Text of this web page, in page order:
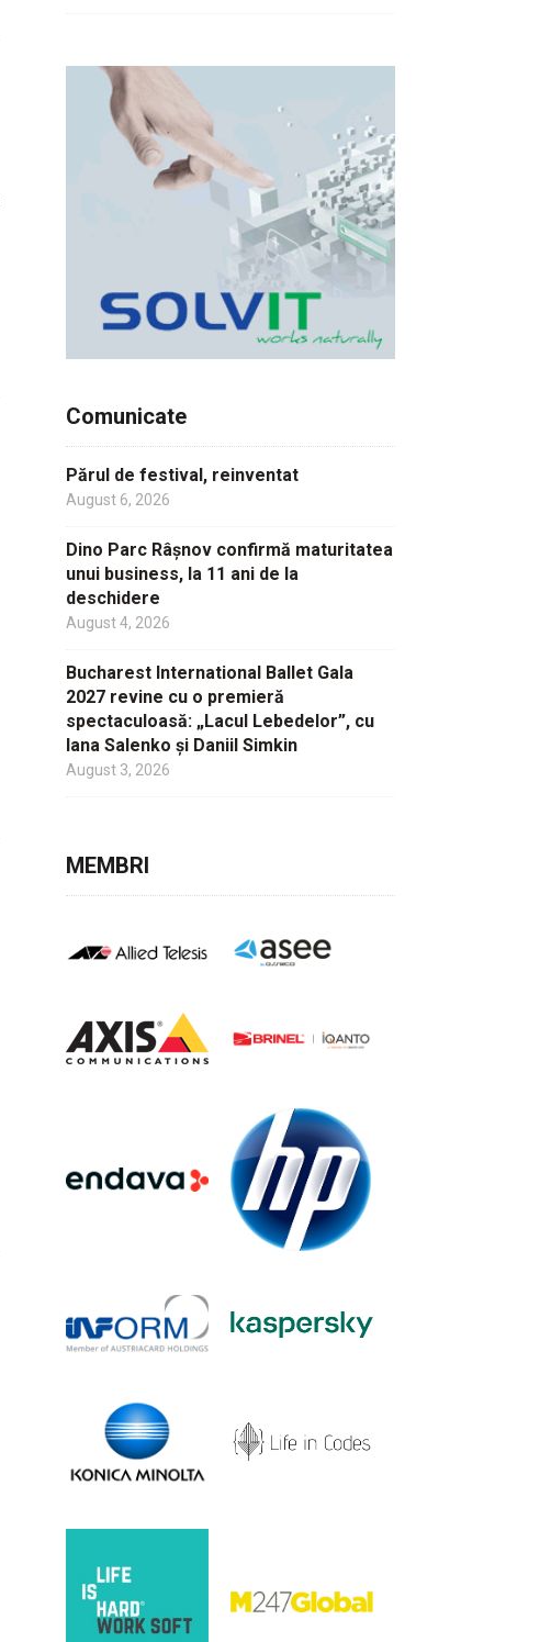
Comunicate
Părul de festival, reinventat
August 6, 2026
Dino Parc Râșnov confirmă maturitatea
unui business, la 11 ani de la
deschidere
August 4, 2026
Bucharest International Ballet Gala
2027 revine cu o premieră
spectaculoasă: „Lacul Lebedelor”, cu
Iana Salenko și Daniil Simkin
August 3, 2026
MEMBRI